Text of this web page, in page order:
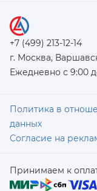
+7 (499) 213-12-14
г. Москва,
Ежедневно с 9:00
Политика в
данных
Согласие на
Принимаем к